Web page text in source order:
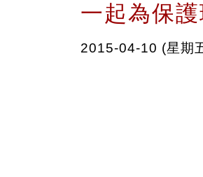
一起為保
2015-04-10 (星期